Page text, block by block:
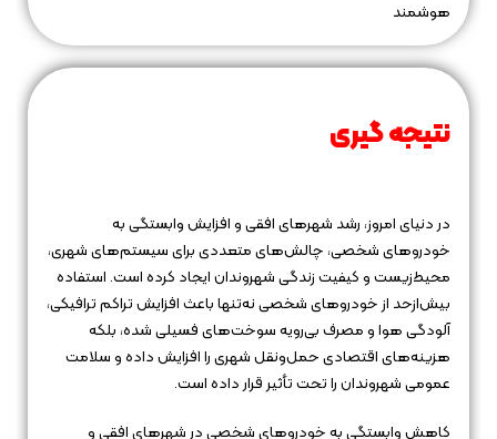
هوشمند
نتیجه‌ گیری
در دنیای امروز، رشد شهرهای افقی و افزایش وابستگی به
خودروهای شخصی، چالش‌های متعددی برای سیستم‌های شهری،
محیط‌زیست و کیفیت زندگی شهروندان ایجاد کرده است. استفاده
بیش‌ازحد از خودروهای شخصی نه‌تنها باعث افزایش تراکم ترافیکی،
آلودگی هوا و مصرف بی‌رویه سوخت‌های فسیلی شده، بلکه
هزینه‌های اقتصادی حمل‌ونقل شهری را افزایش داده و سلامت
عمومی شهروندان را تحت تأثیر قرار داده است.
کاهش وابستگی به خودروهای شخصی در شهرهای افقی و